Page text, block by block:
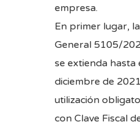
empresa.
En primer lugar, la
General 5105/
se extienda hasta
diciembre de
utilización
con Clave Fiscal